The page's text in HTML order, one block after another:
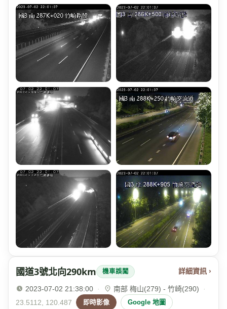
國道3號北向290km 機車誤闖 詳細資訊 ›
2023-07-02 21:38:00 · 南部 梅山(279) - 竹崎(290)
·
23.5112, 120.487
即時影像 Google 地圖